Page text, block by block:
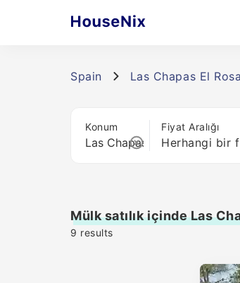
Spain Las Chapas El
Konum Fiyat Aralığı
Herhangi bir
Mülk satılık içinde Las
9 results